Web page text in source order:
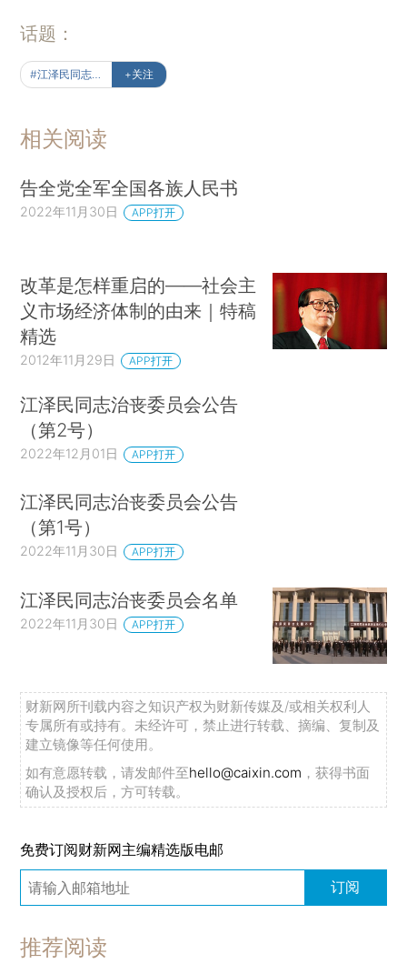
话题：
+关注
相关阅读
告全党全军全国各族人民书
2022年11月30日 APP打开
改革是怎样重启的——社会主
义市场经济体制的由来｜特稿
精选
2012年11月29日 APP打开
江泽民同志治丧委员会公告
（第2号）
2022年12月01日 APP打开
江泽民同志治丧委员会公告
（第1号）
2022年11月30日 APP打开
江泽民同志治丧委员会名单
2022年11月30日 APP打开
财新网所刊载内容之知识产权为财新传媒及/或相关权利人
专属所有或持有。未经许可，禁止进行转载、摘编、复制及
建立镜像等任何使用。
如有意愿转载，请发邮件至hello@caixin.com ，获得书面
确认及授权后，方可转载。
免费订阅财新网主编精选版电邮
订阅
推荐阅读